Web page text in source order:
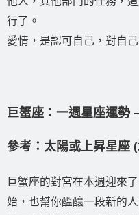
行了。
愛情，是認可自己，對自己
巨蟹座：一週星座運勢
參考：太陽或上昇星座
巨蟹座的對宮在本週迎來
始，也幫你醞釀一段新的